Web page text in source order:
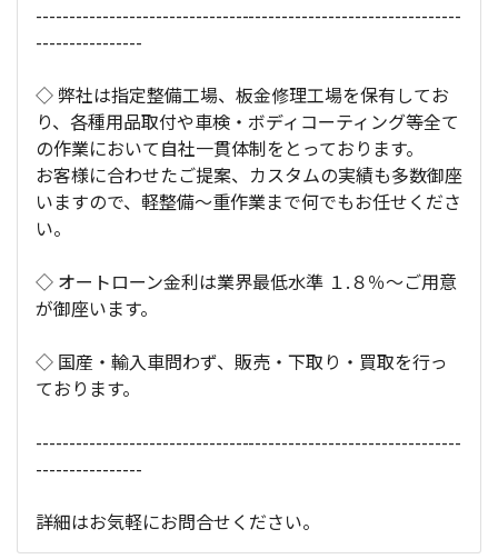
----------------------------------------------------------------
----------------
◇ 弊社は指定整備工場、板金修理工場を保有してお
り、各種用品取付や車検・ボディコーティング等全て
の作業において自社一貫体制をとっております。
お客様に合わせたご提案、カスタムの実績も多数御座
いますので、軽整備～重作業まで何でもお任せくださ
い。
◇ オートローン金利は業界最低水準 １.８％～ご用意
が御座います。
◇ 国産・輸入車問わず、販売・下取り・買取を行っ
ております。
----------------------------------------------------------------
----------------
詳細はお気軽にお問合せください。